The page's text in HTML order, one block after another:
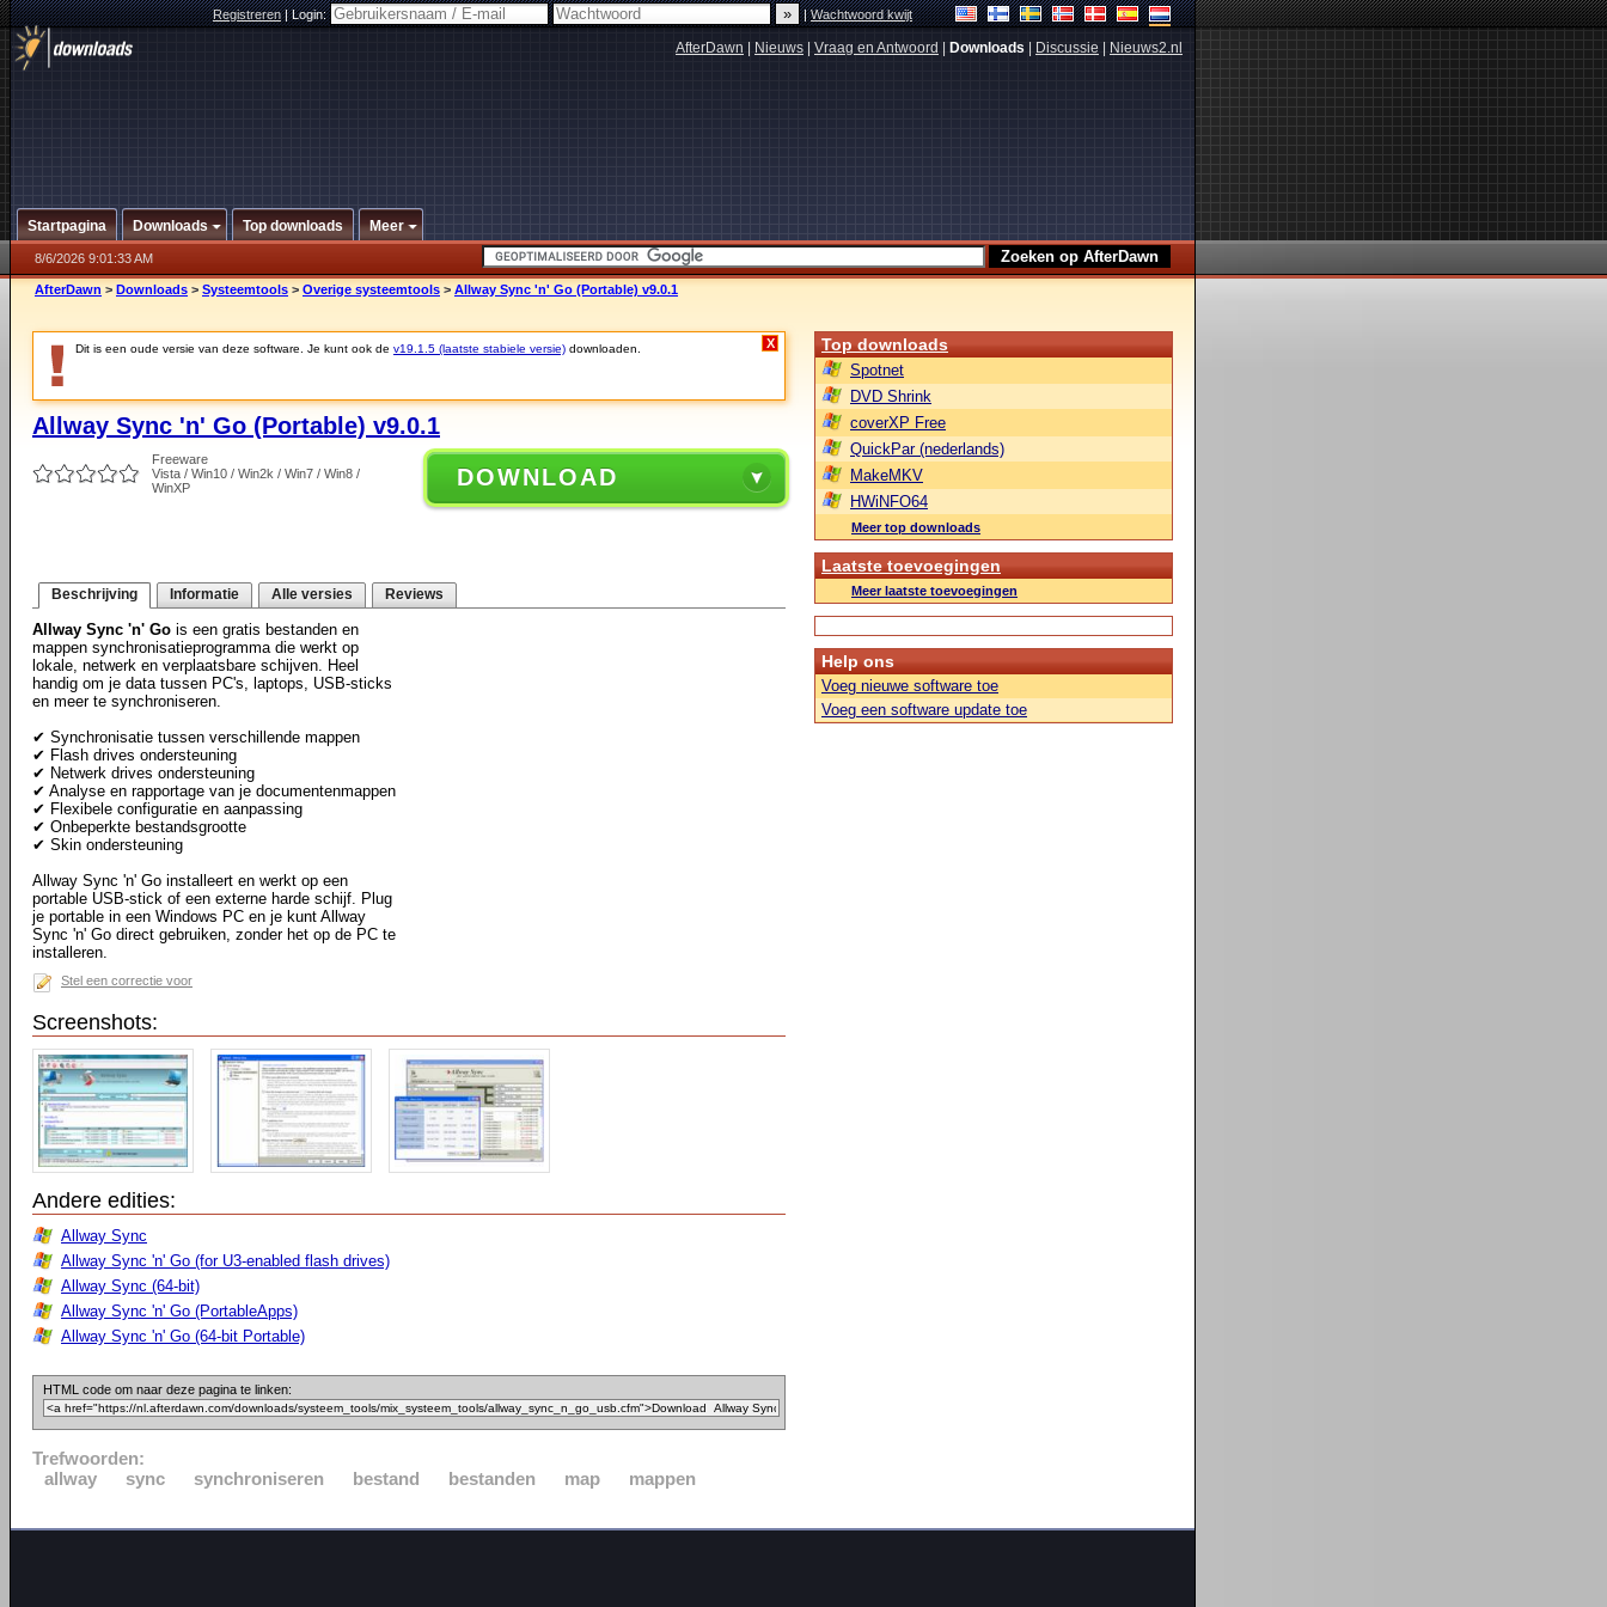
Registreren|Login: |Wachtwoord kwijt
AfterDawn Nieuws Vraag en Antwoord Downloads Discussie Nieuws2.nl
Startpagina Downloads Top downloads Meer
8/6/2026 9:01:33 AM
AfterDawn > Downloads > Systeemtools > Overige systeemtools > Allway Sync 'n' Go (Portable) v9.0.1
Dit is een oude versie van deze software. Je kunt ook de v19.1.5 (laatste stabiele versie) downloaden. X
Allway Sync 'n' Go (Portable) v9.0.1
Freeware
Vista / Win10 / Win2k / Win7 / Win8 /
WinXP
DOWNLOAD
Beschrijving Informatie Alle versies Reviews
Allway Sync 'n' Go is een gratis bestanden en
mappen synchronisatieprogramma die werkt op
lokale, netwerk en verplaatsbare schijven. Heel
handig om je data tussen PC's, laptops, USB-sticks
en meer te synchroniseren.
✔ Synchronisatie tussen verschillende mappen
✔ Flash drives ondersteuning
✔ Netwerk drives ondersteuning
✔ Analyse en rapportage van je documentenmappen
✔ Flexibele configuratie en aanpassing
✔ Onbeperkte bestandsgrootte
✔ Skin ondersteuning
Allway Sync 'n' Go installeert en werkt op een
portable USB-stick of een externe harde schijf. Plug
je portable in een Windows PC en je kunt Allway
Sync 'n' Go direct gebruiken, zonder het op de PC te
installeren.
Stel een correctie voor
Screenshots:
Andere edities:
Allway Sync
Allway Sync 'n' Go (for U3-enabled flash drives)
Allway Sync (64-bit)
Allway Sync 'n' Go (PortableApps)
Allway Sync 'n' Go (64-bit Portable)
HTML code om naar deze pagina te linken:
Trefwoorden:
allway
sync synchroniseren bestand bestanden map mappen
Top downloads
Spotnet
DVD Shrink
coverXP Free
QuickPar (nederlands)
MakeMKV
HWiNFO64
Meer top downloads
Laatste toevoegingen
Meer laatste toevoegingen
Help ons
Voeg nieuwe software toe
Voeg een software update toe